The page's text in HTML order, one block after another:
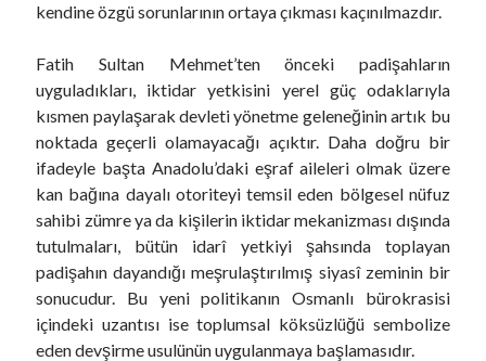
kendine özgü sorunlarının ortaya çıkması kaçınılmazdır.
Fatih Sultan Mehmet’ten önceki padişahların
uyguladıkları, iktidar yetkisini yerel güç odaklarıyla
kısmen paylaşarak devleti yönetme geleneğinin artık bu
noktada geçerli olamayacağı açıktır. Daha doğru bir
ifadeyle başta Anadolu’daki eşraf aileleri olmak üzere
kan bağına dayalı otoriteyi temsil eden bölgesel nüfuz
sahibi zümre ya da kişilerin iktidar mekanizması dışında
tutulmaları, bütün idarî yetkiyi şahsında toplayan
padişahın dayandığı meşrulaştırılmış siyasî zeminin bir
sonucudur. Bu yeni politikanın Osmanlı bürokrasisi
içindeki uzantısı ise toplumsal köksüzlüğü sembolize
eden devşirme usulünün uygulanmaya başlamasıdır.